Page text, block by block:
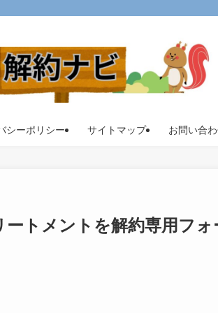
シーポリシー サイトマップ お問い合
トメントを解約専用フォ